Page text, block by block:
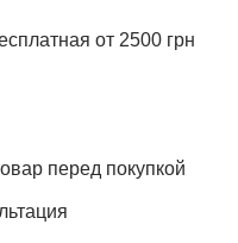
от 2500 грн
перед покупкой